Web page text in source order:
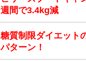
週間で3.4kg減
糖質制限ダイエット
パターン！